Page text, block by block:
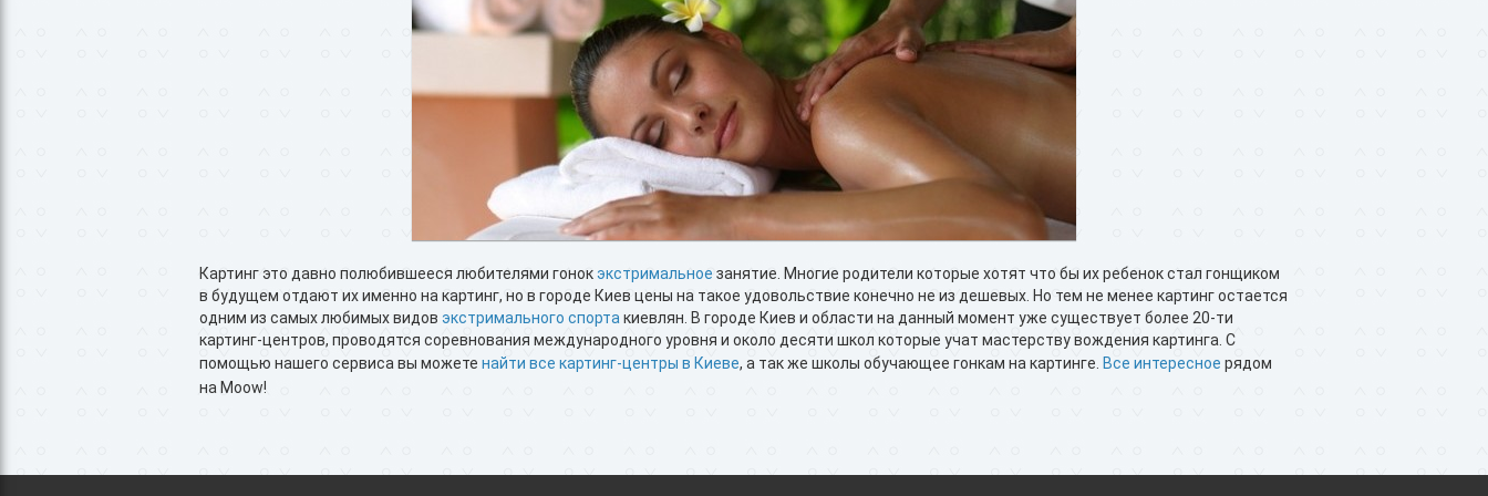
Картинг это давно полюбившееся любителями гонокэкстримальное занятие. Многие родители которые хотят что бы их ребенок стал гонщиком
в будущем отдают их именно на картинг, но в городе Киев цены на такое удовольствие конечно не из дешевых. Но тем не менее картинг остается
одним из самых любимых видов экстримального спорта киевлян. В городе Киев и области на данный момент уже существует более 20-ти
картинг-центров, проводятся соревнования международного уровня и около десяти школ которые учат мастерству вождения картинга. С
помощью нашего сервиса вы можете найти все картинг-центры в Киеве, а так же школы обучающее гонкам на картинге. Все интересное рядом
на Moow!